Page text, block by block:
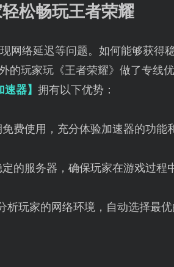
松畅玩王者荣耀
网络延迟等问题。如何能够获得
的玩家玩《王者荣耀》做了专线
速器】 拥有以下优势：
费使用，充分体验加速器的功能
的服务器，确保玩家在游戏过程
析玩家的网络环境，自动选择最